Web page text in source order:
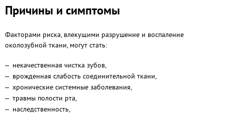
Причины и симптомы
Факторами риска, влекущими разрушение и воспаление
околозубной ткани, могут стать:
некачественная чистка зубов,
врожденная слабость соединительной ткани,
хронические системные заболевания,
травмы полости рта,
наследственность,